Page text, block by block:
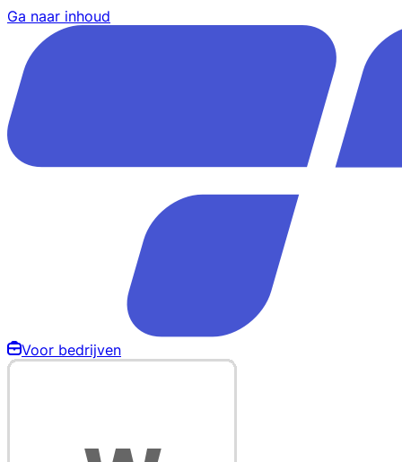
Ga naar inhoud
Voor bedrijven